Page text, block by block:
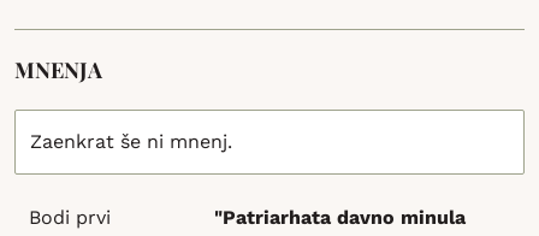
MNENJA
Zaenkrat še ni mnenj.
Bodi prvi
"Patriarhata davno minula